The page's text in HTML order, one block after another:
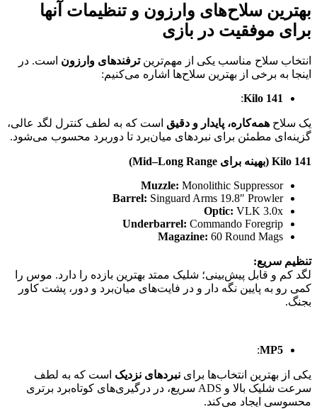
بهترین سلاح‌های وارزون و تنظیمات آنها
برای موفقیت در بازی
انتخاب سلاح مناسب یکی از مهم‌ترینترفندهای وارزون است. در
اینجا به برخی از بهترین سلاح‌ها اشاره می‌کنیم:
Kilo 141
:
یک سلاح همه‌کاره، پایدار و دقیق است که به لطف کنترل لگد عالی،
گزینه‌ای مطمئن برای نبردهای میان‌برد تا دوربرد محسوب می‌شود.
Kilo 141 (بهینه برای Mid–Long Range)
Muzzle: Monolithic Suppressor
Barrel: Singuard Arms 19.8″ Prowler
Optic: VLK 3.0x
Underbarrel: Commando Foregrip
Magazine: 60 Round Mags
تنظیم سریع:
لگد کم و قابل پیش‌بینی؛ شلیک ممتد بهترین بازده را دارد. موس را
کمی رو به پایین نگه دار و در فایت‌های میان‌برد و دور، پشت کاور
بجنگ.
MP5
:
یکی از بهترین انتخاب‌ها برای نبردهای نزدیک است که به لطف
سرعت شلیک بالا و ADS سریع، در درگیری‌های کوتاه‌برد برتری
محسوسی ایجاد می‌کند.